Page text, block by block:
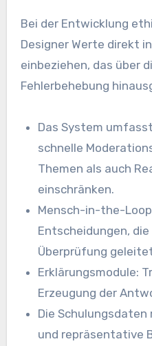
Bei der Entwicklung
Designer Werte direkt
einbeziehen, das über
Fehlerbehebung
Das System
schnelle
Themen als auch
einschränken.
Mensch-in-the-
Entscheidungen,
Überprüfung
Erklärungsmodule:
Erzeugung der
Die
und repräsentative